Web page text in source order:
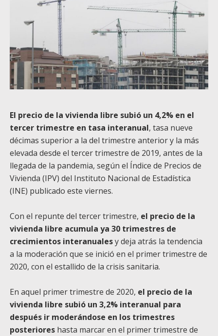
El precio de la vivienda libre subió un 4,2% en el
tercer trimestre en tasa interanual, tasa nueve
décimas superior a la del trimestre anterior y la más
elevada desde el tercer trimestre de 2019, antes de la
llegada de la pandemia, según el Índice de Precios de
Vivienda (IPV) del Instituto Nacional de Estadística
(INE) publicado este viernes.
Con el repunte del tercer trimestre, el precio de la
vivienda libre acumula ya 30 trimestres de
crecimientos interanualesy deja atrás la tendencia
a la moderación que se inició en el primer trimestre de
2020, con el estallido de la crisis sanitaria.
En aquel primer trimestre de 2020, el precio de la
vivienda libre subió un 3,2% interanual para
después ir moderándose en los trimestres
posteriores hasta marcar en el primer trimestre de